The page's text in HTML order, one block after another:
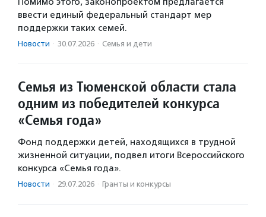
ввести единый федеральный стандарт мер
поддержки таких семей.
Новости · 30.07.2026 · Семья и дети
Семья из Тюменской области стала
одним из победителей конкурса
«Семья года»
Фонд поддержки детей, находящихся в трудной
жизненной ситуации, подвел итоги Всероссийского
конкурса «Семья года».
Новости · 29.07.2026 · Гранты и конкурсы